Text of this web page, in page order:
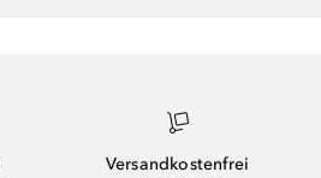
Versandkostenfrei